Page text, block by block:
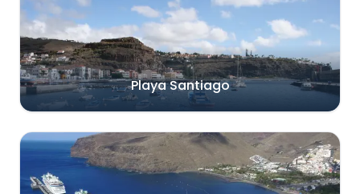
Playa Santiago